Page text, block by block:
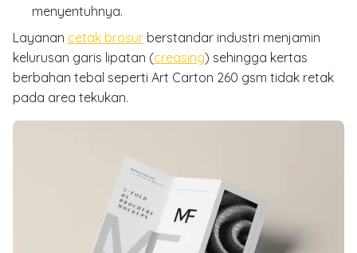
menyentuhnya.
Layanan cetak brosur berstandar industri menjamin
kelurusan garis lipatan (creasing) sehingga kertas
berbahan tebal seperti Art Carton 260 gsm tidak retak
pada area tekukan.